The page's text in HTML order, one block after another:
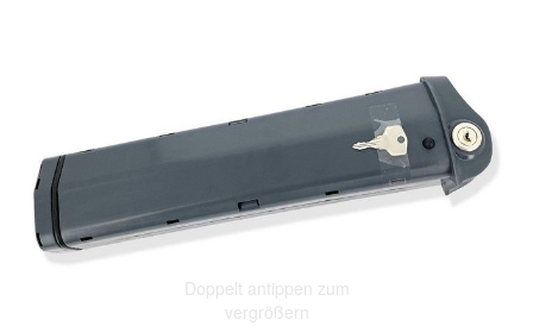
Doppelt antippen zum
vergrößern